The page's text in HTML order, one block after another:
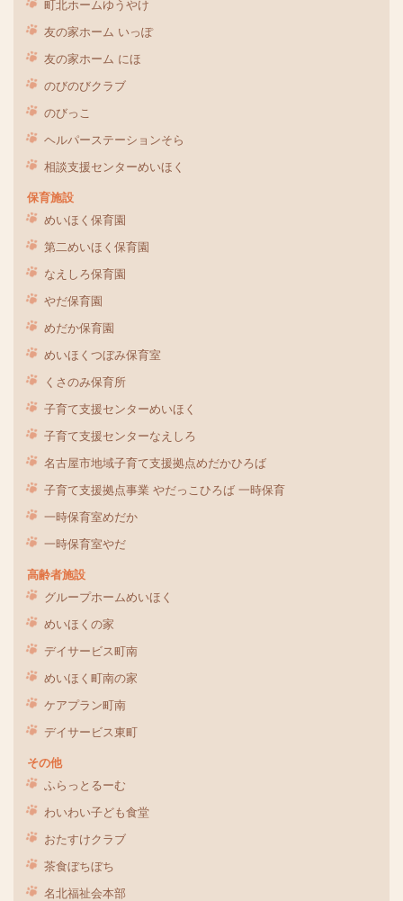
町北ホームゆうやけ
友の家ホーム いっぽ
友の家ホーム にほ
のびのびクラブ
のびっこ
ヘルパーステーションそら
相談支援センターめいほく
保育施設
めいほく保育園
第二めいほく保育園
なえしろ保育園
やだ保育園
めだか保育園
めいほくつぼみ保育室
くさのみ保育所
子育て支援センターめいほく
子育て支援センターなえしろ
名古屋市地域子育て支援拠点めだかひろば
子育て支援拠点事業 やだっこひろば 一時保育
一時保育室めだか
一時保育室やだ
高齢者施設
グループホームめいほく
めいほくの家
デイサービス町南
めいほく町南の家
ケアプラン町南
デイサービス東町
その他
ふらっとるーむ
わいわい子ども食堂
おたすけクラブ
茶食ぼちぼち
名北福祉会本部